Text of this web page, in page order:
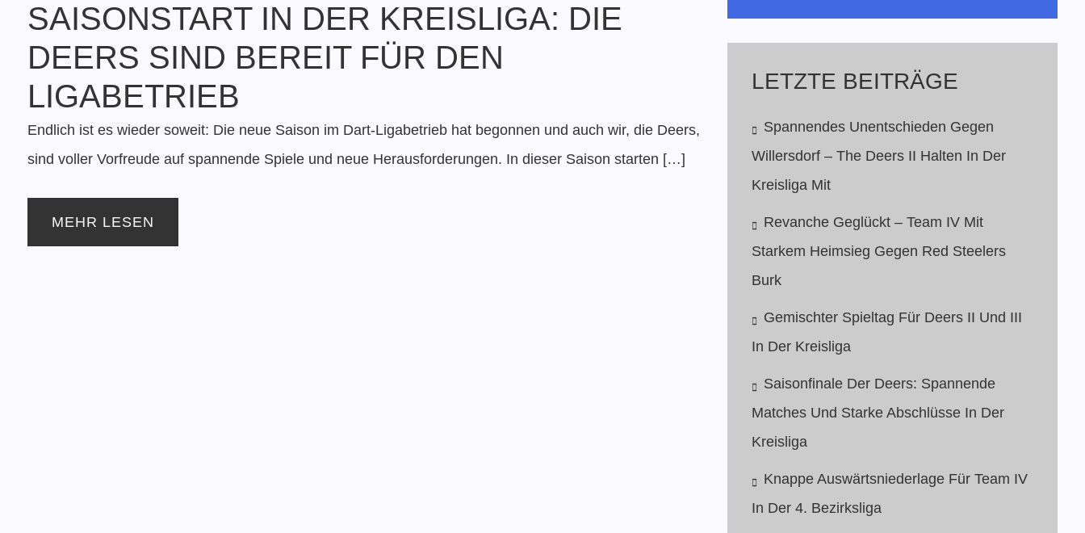
SAISONSTART IN DER KREISLIGA: DIE
DEERS SIND BEREIT FÜR DEN
LIGABETRIEB
Endlich ist es wieder soweit: Die neue Saison im Dart-Ligabetrieb hat begonnen und auch wir, die Deers,
sind voller Vorfreude auf spannende Spiele und neue Herausforderungen. In dieser Saison starten […]
MEHR LESEN
LETZTE BEITRÄGE
Spannendes Unentschieden Gegen
Willersdorf – The Deers II Halten In Der
Kreisliga Mit
Revanche Geglückt – Team IV Mit
Starkem Heimsieg Gegen Red Steelers
Burk
Gemischter Spieltag Für Deers II Und III
In Der Kreisliga
Saisonfinale Der Deers: Spannende
Matches Und Starke Abschlüsse In Der
Kreisliga
Knappe Auswärtsniederlage Für Team IV
In Der 4. Bezirksliga